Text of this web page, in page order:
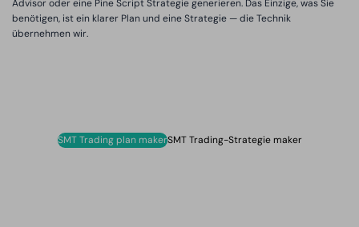
Advisor oder eine Pine Script Strategie generieren. Das Einzige, was Sie
benötigen, ist ein klarer Plan und eine Strategie — die Technik
übernehmen wir.
SMT Trading plan makerSMT Trading-Strategie maker